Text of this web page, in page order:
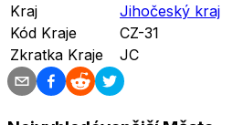
Kraj
Jihočeský kraj
Kód Kraje
CZ-31
Zkratka Kraje
JC